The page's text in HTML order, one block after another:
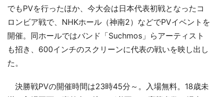
でもPVを行ったほか、今大会は日本代表初戦となったコ
ロンビア戦で、NHKホール（神南2）などでPVイベントを
開催。同ホールではバンド「Suchmos」らアーティスト
も招き、600インチのスクリーンに代表の戦いを映し出し
た。
決勝戦PVの開催時間は23時45分～。入場無料。18歳未